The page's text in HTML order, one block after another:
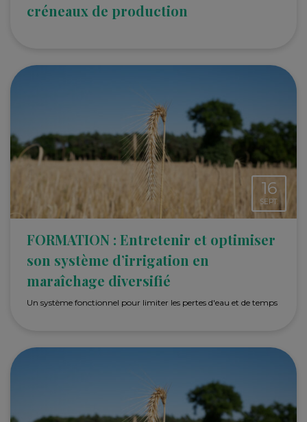
créneaux de production
16
SEPT.
FORMATION : Entretenir et optimiser
son système d’irrigation en
maraîchage diversifié
Un système fonctionnel pour limiter les pertes d'eau et de temps